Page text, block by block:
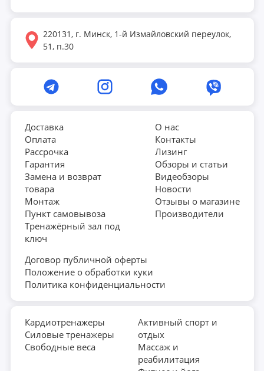
220131, г. Минск, 1-й Измайловский переулок,
51, п.30
Доставка
Оплата
Рассрочка
Гарантия
Замена и возврат
товара
Монтаж
Пункт самовывоза
Тренажёрный зал под
ключ
О нас
Контакты
Лизинг
Обзоры и статьи
Видеобзоры
Новости
Отзывы о магазине
Производители
Договор публичной оферты
Положение о обработки куки
Политика конфиденциальности
Кардиотренажеры
Силовые тренажеры
Свободные веса
Активный спорт и
отдых
Массаж и
реабилитация